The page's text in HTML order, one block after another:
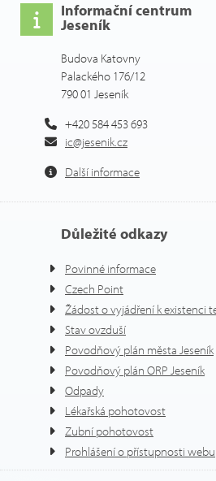
Informační centrum
Jeseník
Budova Katovny
Palackého 176/12
790 01 Jeseník
+420 584 453 693
ic@jesenik.cz
Další informace
Důležité odkazy
Povinné informace
Czech Point
Žádost o vyjádření k existenci
Stav ovzduší
Povodňový plán města Jeseník
Povodňový plán ORP Jeseník
Odpady
Lékařská pohotovost
Zubní pohotovost
Prohlášení o přístupnosti webu